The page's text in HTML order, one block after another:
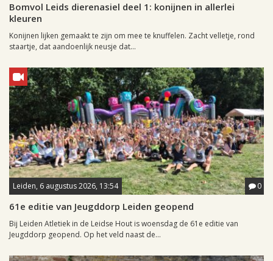
Bomvol Leids dierenasiel deel 1: konijnen in allerlei
kleuren
Konijnen lijken gemaakt te zijn om mee te knuffelen. Zacht velletje, rond
staartje, dat aandoenlijk neusje dat...
Leiden, 6 augustus 2026, 13:54 0
61e editie van Jeugddorp Leiden geopend
Bij Leiden Atletiek in de Leidse Hout is woensdag de 61e editie van
Jeugddorp geopend. Op het veld naast de...